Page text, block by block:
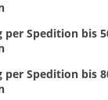
per Spedition bis
per Spedition bis